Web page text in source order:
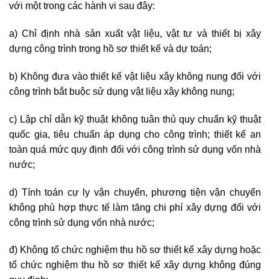
với một trong các hành vi sau đây:
a) Chỉ định nhà sản xuất vật liệu, vật tư và thiết bị xây
dựng công trình trong hồ sơ thiết kế và dự toán;
b) Không đưa vào thiết kế vật liệu xây không nung đối với
công trình bắt buộc sử dụng vật liệu xây không nung;
c) Lập chỉ dẫn kỹ thuật không tuân thủ quy chuẩn kỹ thuật
quốc gia, tiêu chuẩn áp dụng cho công trình; thiết kế an
toàn quá mức quy định đối với công trình sử dụng vốn nhà
nước;
d) Tính toán cự ly vận chuyển, phương tiện vận chuyển
không phù hợp thực tế làm tăng chi phí xây dựng đối với
công trình sử dụng vốn nhà nước;
đ) Không tổ chức nghiệm thu hồ sơ thiết kế xây dựng hoặc
tổ chức nghiệm thu hồ sơ thiết kế xây dựng không đúng